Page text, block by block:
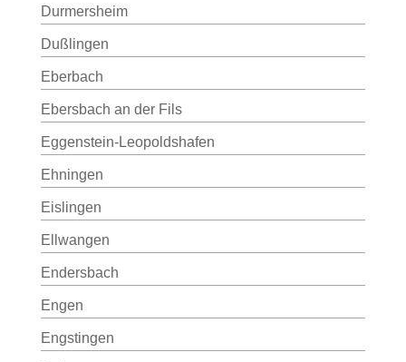
Durmersheim
Dußlingen
Eberbach
Ebersbach an der Fils
Eggenstein-Leopoldshafen
Ehningen
Eislingen
Ellwangen
Endersbach
Engen
Engstingen